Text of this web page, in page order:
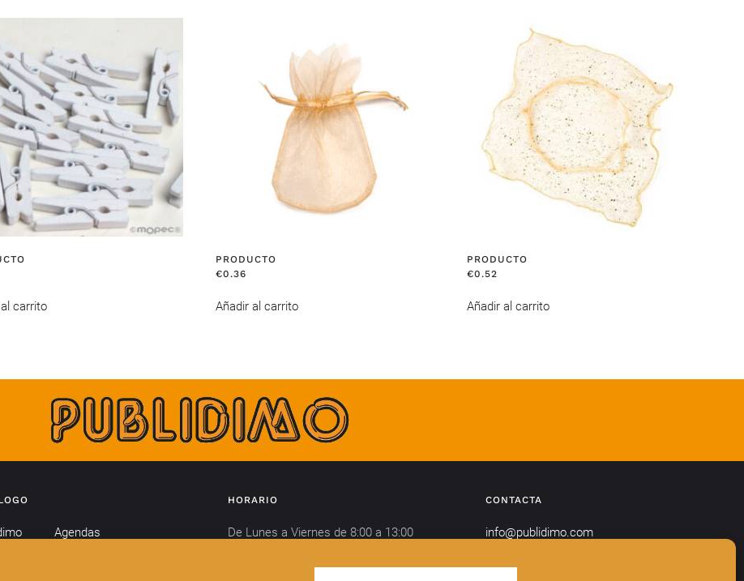
carrito
PRODUCTO
€0.36
Añadir al carrito
PRODUCTO
€0.52
Añadir al carrito
Agendas
HORARIO
De Lunes a Viernes de 8:00 a 13:00
CONTACTA
info@publidimo.com